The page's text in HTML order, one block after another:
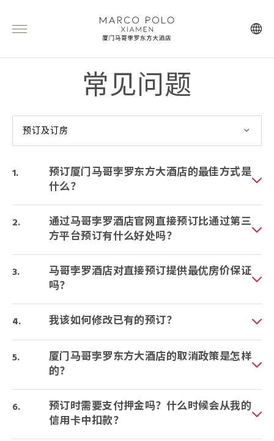
常见问题
预订及订房
预订厦门马哥孛罗东方大酒店的最佳方式是
什么？
通过马哥孛罗酒店官网直接预订比通过第三
方平台预订有什么好处吗？
马哥孛罗酒店对直接预订提供最优房价保证
吗？
我该如何修改已有的预订？
厦门马哥孛罗东方大酒店的取消政策是怎样
的？
预订时需要支付押金吗？什么时候会从我的
信用卡中扣款？